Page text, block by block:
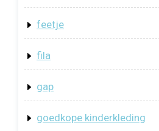
feetje
fila
gap
goedkope kinderkleding